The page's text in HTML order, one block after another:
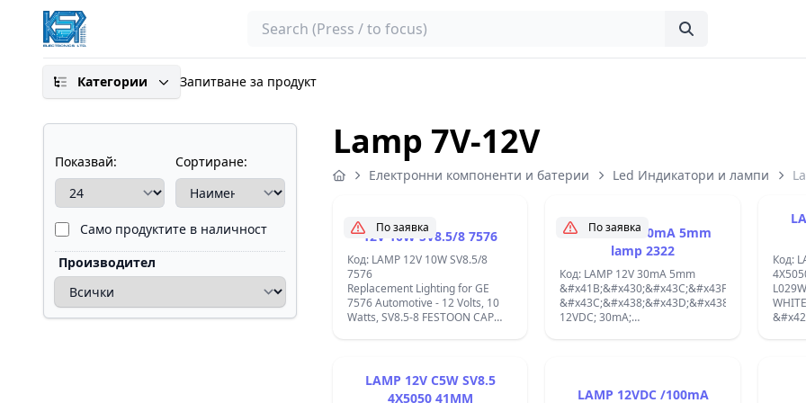
Search
Категории Запитване за продукт
Показвай: Сортиране:
Само продуктите в наличност
Производител
Lamp 7V-12V
Електронни компоненти и батерии Led Индикатори и лампи
По заявка
12V 10W SV8.5/8 7576
Код: LAMP 12V 10W SV8.5/8
7576
Replacement Lighting for GE
7576 Automotive - 12 Volts, 10
Watts, SV8.5-8 FESTOON CAP
По заявка
LAMP 12V 30mA 5mm
lamp 2322
Код: LAMP 12V 30mA 5mm
&#x41B;&#x430;&#x43C;&#x43F;&#x430;:
12VDC; 30mA;
Код:
WHITE
LAMP 12V C5W SV8.5
4X5050 41MM
LAMP 12VDC /100mA